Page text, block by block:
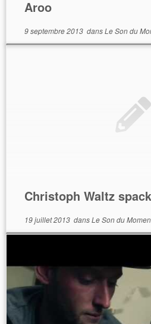
Aroo
9 septembre 2013dansLe Son du
Christoph Waltz
19 juillet 2013dansLe Son du